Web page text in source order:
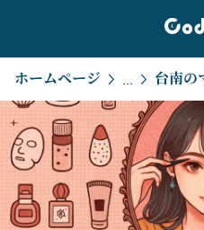
ホームページ ...